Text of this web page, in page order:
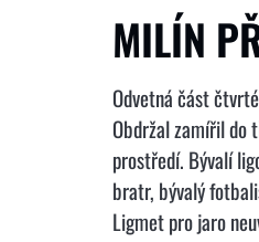
MILÍN
Odvetná část
Obdržal zamířil do
prostředí. Bývalí
bratr, bývalý
Ligmet pro jaro